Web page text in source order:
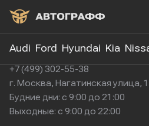
Audi Ford Hyundai Kia
+7 (499) 302-55-38
г. Москва, Нагатинская улица,
Будние дни: с 9:00 до 21:00
Выходные: с 9:00 до 22:00